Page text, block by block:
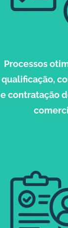
Processos
qualificação,
e contratação